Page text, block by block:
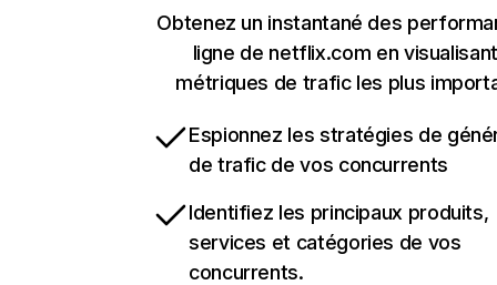
Obtenez un instantané des
ligne de netflix.com en
métriques de trafic les plus
Espionnez les stratégies de
de trafic de vos concurrents
Identifiez les principaux produits,
services et catégories de vos
concurrents.